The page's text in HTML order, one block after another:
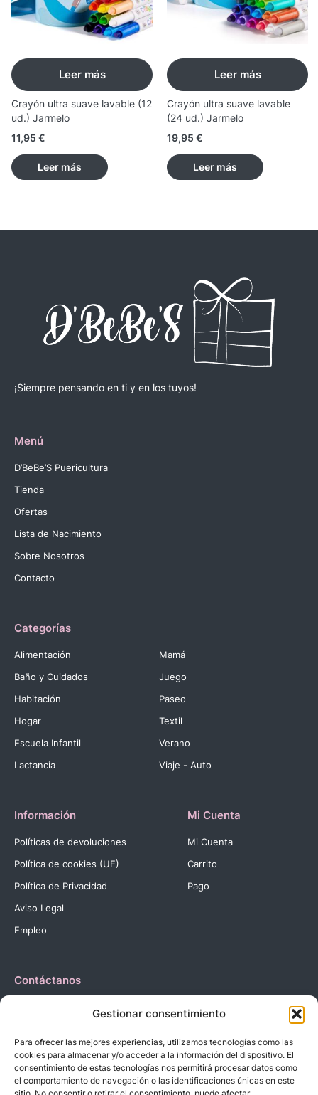
Gestionar consentimiento
Para ofrecer las mejores experiencias, utilizamos tecnologías como las
cookies para almacenar y/o acceder a la información del dispositivo. El
consentimiento de estas tecnologías nos permitirá procesar datos como
el comportamiento de navegación o las identificaciones únicas en este
Leer más
Crayón ultra suave lavable (12
ud.) Jarmelo
11,95 €
Leer más
Leer más
Crayón ultra suave lavable
(24 ud.) Jarmelo
19,95 €
Leer más
¡Siempre pensando en ti y en los tuyos!
Menú
D’BeBe’S Puericultura
Tienda
Ofertas
Lista de Nacimiento
Sobre Nosotros
Contacto
Categorías
Alimentación
Baño y Cuidados
Habitación
Hogar
Escuela Infantil
Lactancia
Mamá
Juego
Paseo
Textil
Verano
Viaje - Auto
Información
Políticas de devoluciones
Política de cookies (UE)
Política de Privacidad
Aviso Legal
Empleo
Mi Cuenta
Mi Cuenta
Carrito
Pago
Contáctanos
C. Reyes Católicos, 27 03420 Castalla Alicante
Correo: info@dbebes.net
Síguenos en las redes sociales